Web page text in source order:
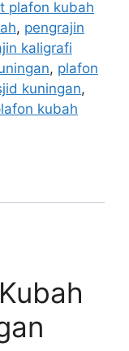
plafon kubah
, pengrajin
kaligrafi
, plafon
kuningan,
kubah